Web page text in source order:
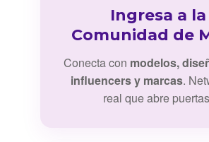
Ingresa a la
Comunidad de
Conecta con modelos,
influencers y marcas.
real que abre